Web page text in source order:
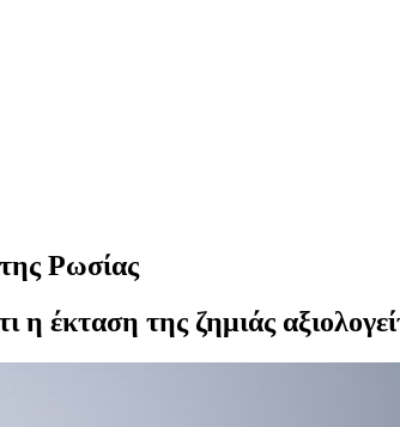
Ρωσίας
η έκταση της ζημιάς